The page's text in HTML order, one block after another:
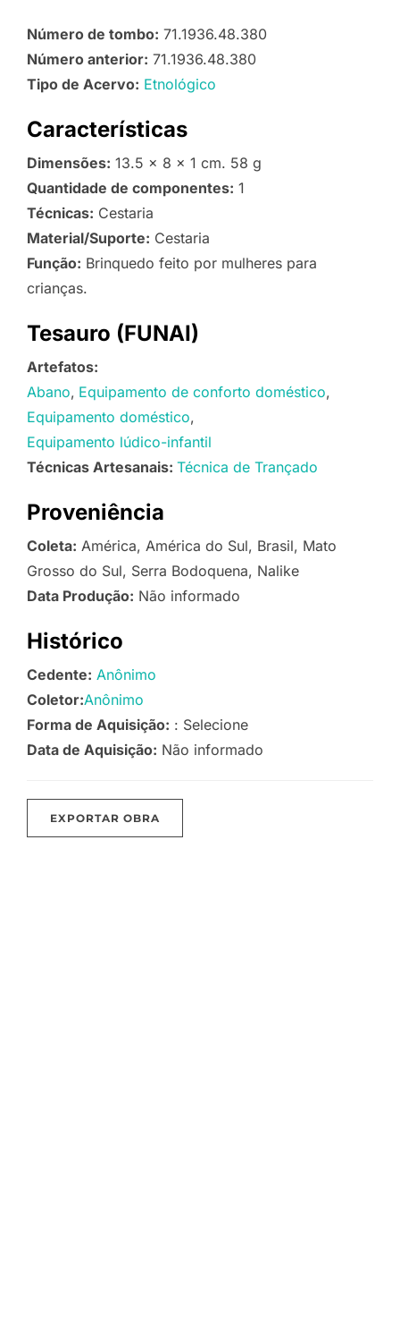
Número de tombo: 71.1936.48.380
Número anterior: 71.1936.48.380
Tipo de Acervo: Etnológico
Características
Dimensões: 13.5 x 8 x 1 cm. 58 g
Quantidade de componentes: 1
Técnicas: Cestaria
Material/Suporte: Cestaria
Função: Brinquedo feito por mulheres para
crianças.
Tesauro (FUNAI)
Artefatos:
Abano Equipamento de conforto doméstico
Equipamento doméstico
Equipamento lúdico-infantil
Técnicas Artesanais: Técnica de Trançado
Proveniência
Coleta: América, América do Sul, Brasil, Mato
Grosso do Sul, Serra Bodoquena, Nalike
Data Produção: Não informado
Histórico
Cedente: Anônimo
Coletor:Anônimo
Forma de Aquisição: : Selecione
Data de Aquisição: Não informado
EXPORTAR OBRA